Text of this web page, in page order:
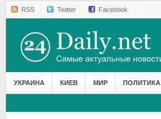
RSS Twitter Facebook
УКРАИНА КИЕВ МИР ПОЛИТИКА